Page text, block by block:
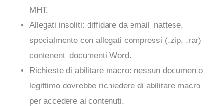
MHT.
Allegati insoliti: diffidare da email inattese,
specialmente con allegati compressi (.zip, .rar)
contenenti documenti Word.
Richieste di abilitare macro: nessun documento
legittimo dovrebbe richiedere di abilitare macro
per accedere ai contenuti.